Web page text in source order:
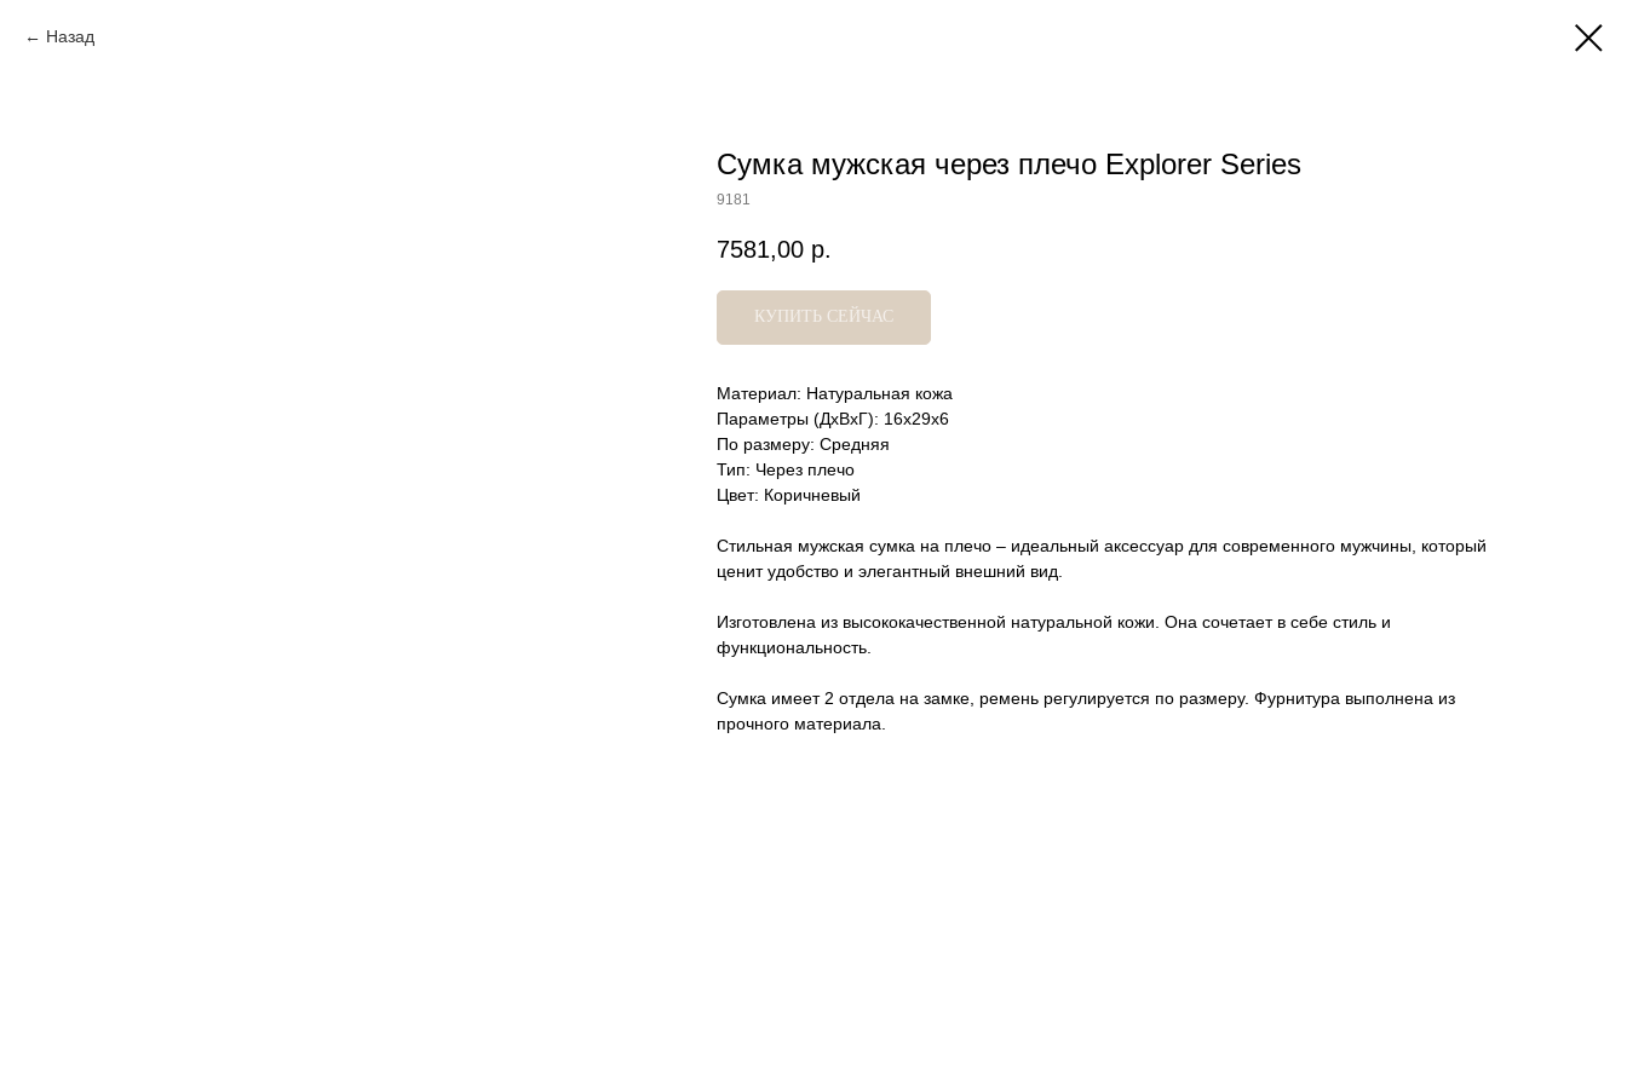
Назад
Сумка мужская через плечо Explorer Series
9181
7581,00 р.
КУПИТЬ СЕЙЧАС
Материал: Натуральная кожа
Параметры (ДхВхГ): 16х29х6
По размеру: Средняя
Тип: Через плечо
Цвет: Коричневый
Стильная мужская сумка на плечо – идеальный аксессуар для современного мужчины, который
ценит удобство и элегантный внешний вид.
Изготовлена из высококачественной натуральной кожи. Она сочетает в себе стиль и
функциональность.
Сумка имеет 2 отдела на замке, ремень регулируется по размеру. Фурнитура выполнена из
прочного материала.